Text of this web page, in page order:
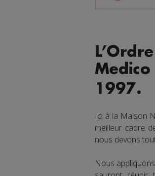
1997.
Ici à la Maison
meilleur cadre
nous devons
Nous